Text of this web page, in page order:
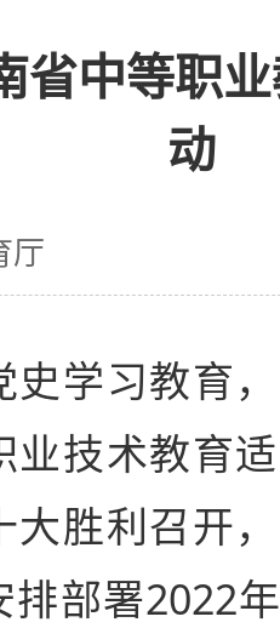
省中等职
动
厅
史学习教育
业技术教育
大胜利召开
排部署2022